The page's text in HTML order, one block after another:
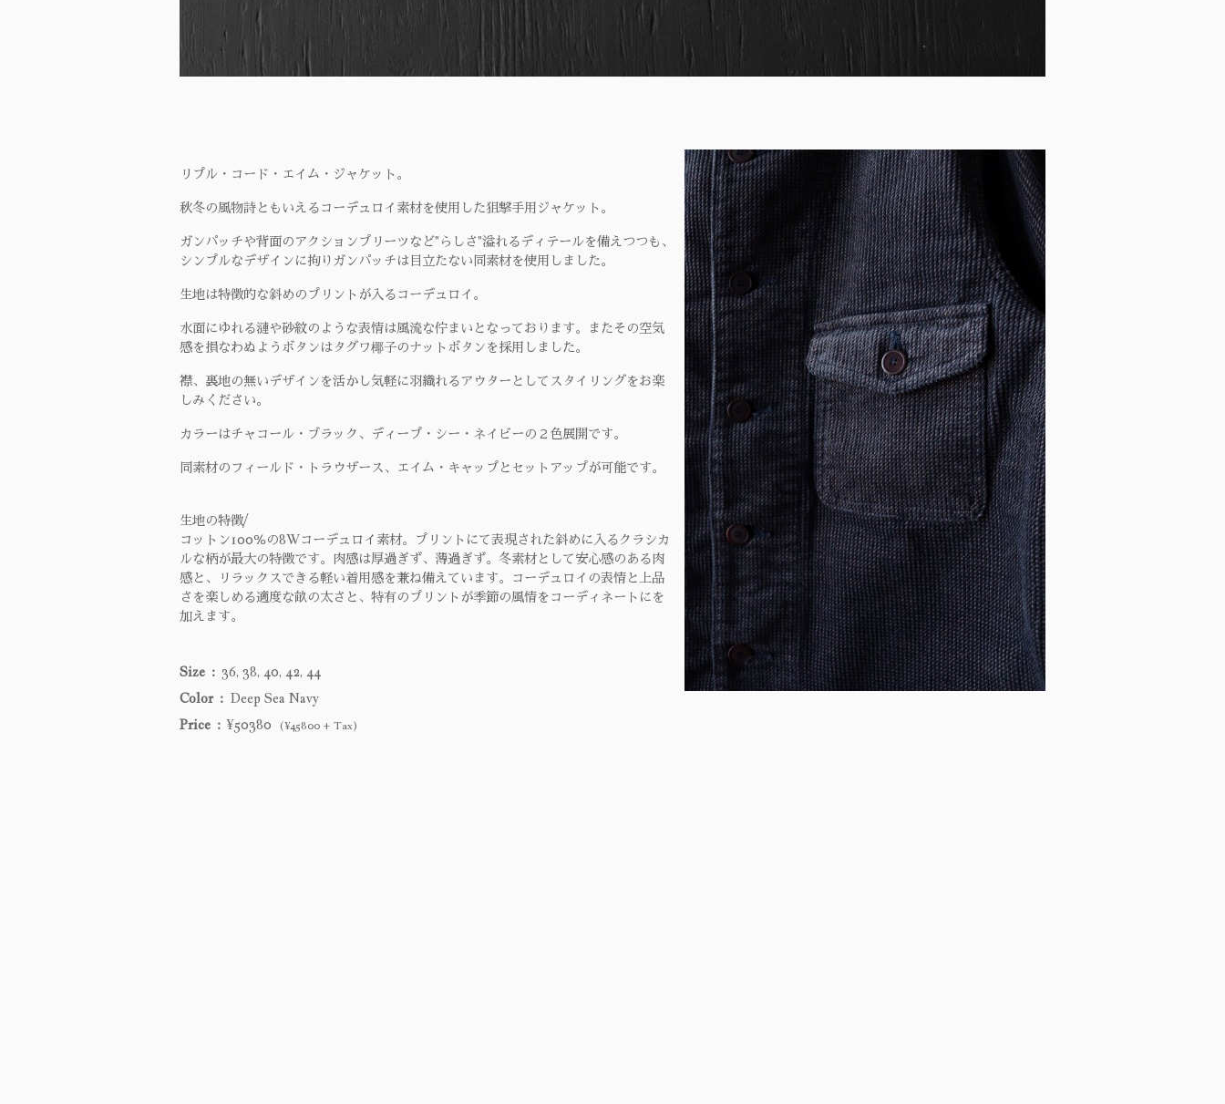
リプル・コード・エイム・ジャケット。
秋冬の風物詩ともいえるコーデュロイ素材を使用した狙撃手用ジャケット。
ガンパッチや背面のアクションプリーツなど"らしさ"溢れるディテールを備えつつも、
シンプルなデザインに拘りガンパッチは目立たない同素材を使用しました。
生地は特徴的な斜めのプリントが入るコーデュロイ。
水面にゆれる漣や砂紋のような表情は風流な佇まいとなっております。またその空気
感を損なわぬようボタンはタグワ椰子のナットボタンを採用しました。
襟、裏地の無いデザインを活かし気軽に羽織れるアウターとしてスタイリングをお楽
しみください。
カラーはチャコール・ブラック、ディープ・シー・ネイビーの２色展開です。
同素材のフィールド・トラウザース、エイム・キャップとセットアップが可能です。
生地の特徴/
コットン100％の8Wコーデュロイ素材。プリントにて表現された斜めに入るクラシカ
ルな柄が最大の特徴です。肉感は厚過ぎず、薄過ぎず。冬素材として安心感のある肉
感と、リラックスできる軽い着用感を兼ね備えています。コーデュロイの表情と上品
さを楽しめる適度な畝の太さと、特有のプリントが季節の風情をコーディネートにを
加えます。
Size
36, 38, 40, 42, 44
Color
Deep Sea Navy
Price
¥50380 (¥45800 + Tax)